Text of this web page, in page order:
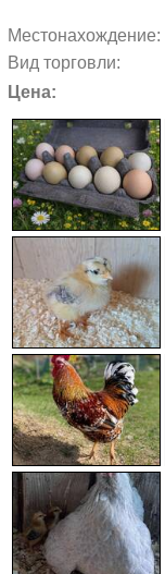
Местонахождение:
Вид торговли:
Цена: